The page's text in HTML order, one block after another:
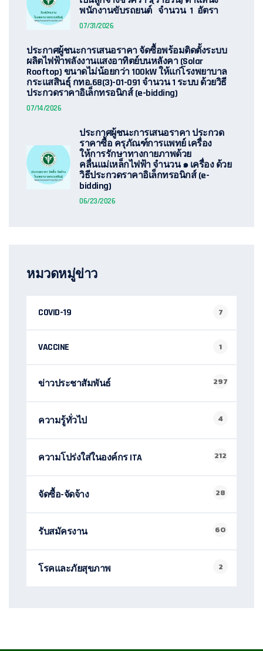
พนักงานขับรถยนต์ จำนวน 1 อัตรา
07/31/2026
ประกาศผู้ชนะการเสนอราคา จัดซื้อพร้อมติดตั้งระบบ
ผลิตไฟฟ้าพลังงานแสงอาทิตย์บนหลังคา (Solar
Rooftop) ขนาดไม่น้อยกว่า 100kW ให้แก่โรงพยาบาล
กระแสสินธุ์ กทอ.68(3)-01-091 จำนวน 1 ระบบ ด้วยวิธี
ประกวดราคาอิเล็กทรอนิกส์ (e-bidding)
07/14/2026
ประกาศผู้ชนะการเสนอราคา ประกวด
ราคาซื้อ ครุภัณฑ์การแพทย์ เครื่อง
ให้การรักษาทางกายภาพด้วย
คลื่นแม่เหล็กไฟฟ้า จำนวน ๑ เครื่อง ด้วย
วิธีประกวดราคาอิเล็กทรอนิกส์ (e-
bidding)
06/23/2026
หมวดหมู่ข่าว
COVID-19 7
VACCINE 1
ข่าวประชาสัมพันธ์ 297
ความรู้ทั่วไป 4
ความโปร่งใส่ในองค์กร ITA 212
จัดซื้อ-จัดจ้าง 28
รับสมัครงาน 60
โรคและภัยสุขภาพ 2